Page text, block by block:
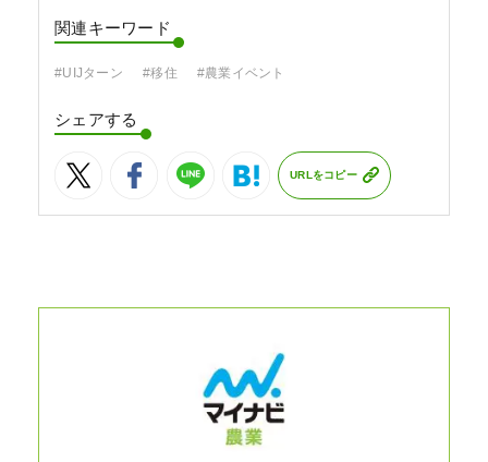
関連キーワード
#UIJターン #移住 #農業イベント
シェアする
URLをコピー